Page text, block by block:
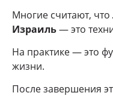
Многие считают, что
Израиль— это
На практике — это
жизни.
После завершения